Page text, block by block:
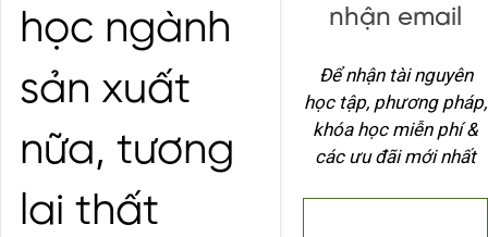
học ngành
sản xuất
nữa, tương
lai thất
nhận email
Để nhận tài nguyên
học tập, phương pháp,
khóa học miễn phí &
các ưu đãi mới nhất